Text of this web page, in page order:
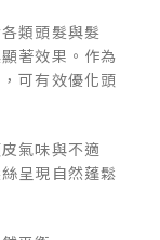
類頭髮與髮
著效果。作為
可有效優化頭
氣味與不適
呈現自然蓬鬆